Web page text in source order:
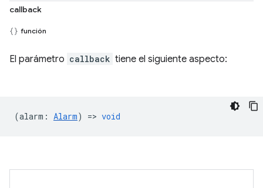
callback
función
El parámetro callback tiene el siguiente aspecto:
(alarm : Alarm) => void